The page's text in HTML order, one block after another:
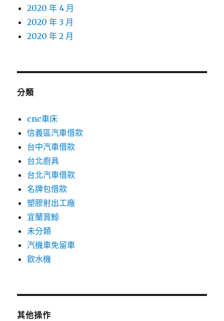
2020 年 4 月
2020 年 3 月
2020 年 2 月
分類
cnc車床
信義區汽車借款
台中汽車借款
台北廚具
台北汽車借款
名牌包借款
塑膠射出工廠
宜蘭賞鯨
未分類
汽機車免留車
飲水機
其他操作